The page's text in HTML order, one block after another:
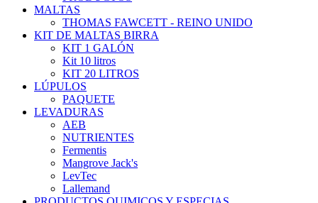
MALTAS
THOMAS FAWCETT - REINO UNIDO
KIT DE MALTAS BIRRA
KIT 1 GALÓN
Kit 10 litros
KIT 20 LITROS
LÚPULOS
PAQUETE
LEVADURAS
AEB
NUTRIENTES
Fermentis
Mangrove Jack's
LevTec
Lallemand